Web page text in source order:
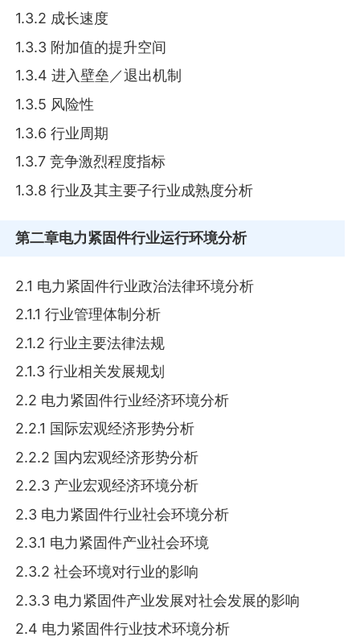
1.3.2 成长速度
1.3.3 附加值的提升空间
1.3.4 进入壁垒／退出机制
1.3.5 风险性
1.3.6 行业周期
1.3.7 竞争激烈程度指标
1.3.8 行业及其主要子行业成熟度分析
第二章电力紧固件行业运行环境分析
2.1 电力紧固件行业政治法律环境分析
2.1.1 行业管理体制分析
2.1.2 行业主要法律法规
2.1.3 行业相关发展规划
2.2 电力紧固件行业经济环境分析
2.2.1 国际宏观经济形势分析
2.2.2 国内宏观经济形势分析
2.2.3 产业宏观经济环境分析
2.3 电力紧固件行业社会环境分析
2.3.1 电力紧固件产业社会环境
2.3.2 社会环境对行业的影响
2.3.3 电力紧固件产业发展对社会发展的影响
2.4 电力紧固件行业技术环境分析